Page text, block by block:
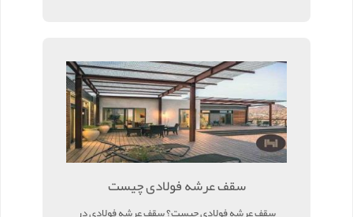
سقف عرشه فولادی چیست
سقف عرشه فولادی چیست؟ سقف عرشه فولادی در